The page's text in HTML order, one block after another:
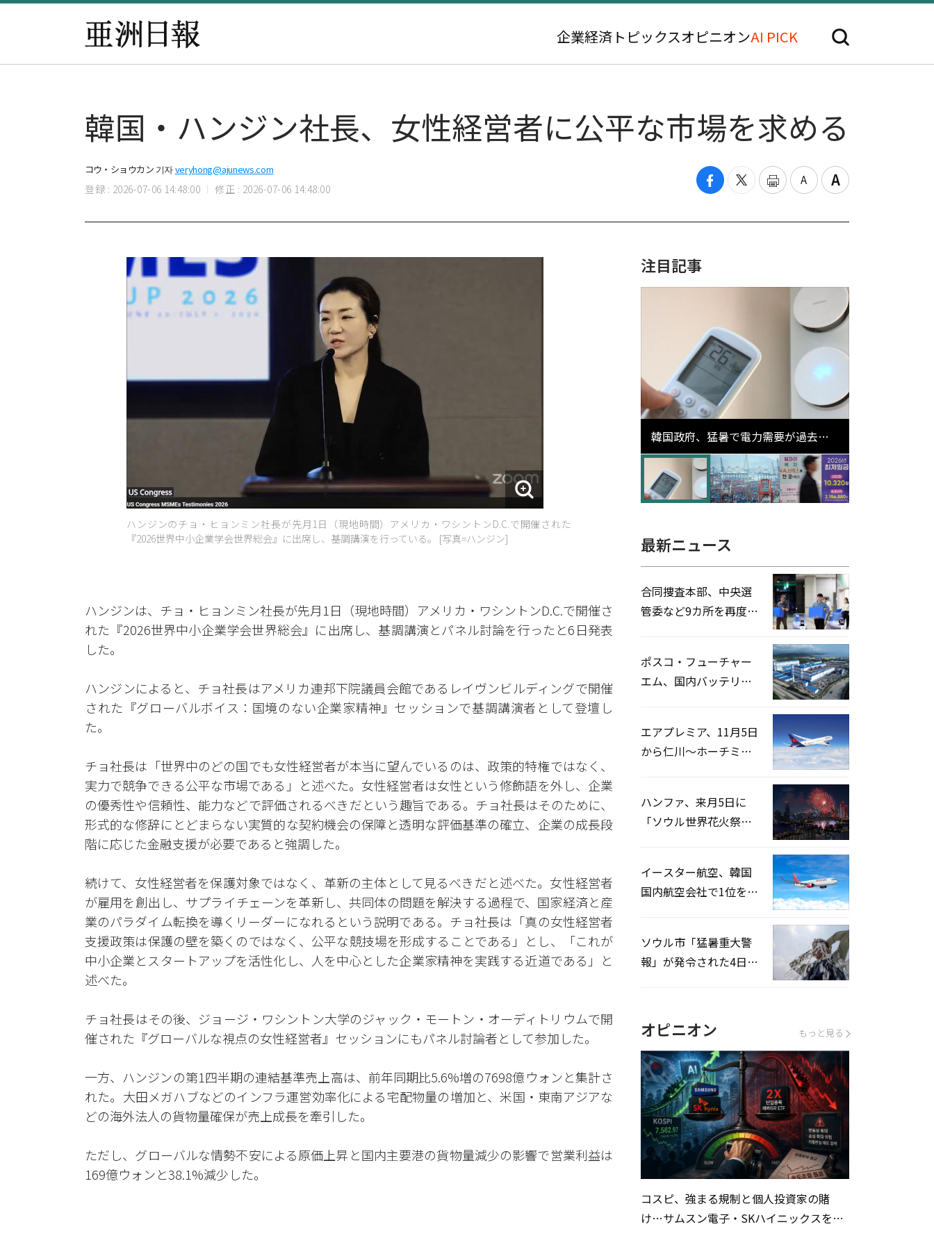
企業経済 トピックスオピニオンAI PICK
韓国・ハンジン社長、女性経営者に公平な市場を求める
コウ・ショウカン 기자veryhong@ajunews.com
登録 : 2026-07-06 14:48:00 修正 : 2026-07-06 14:48:00
ハンジンのチョ・ヒョンミン社長が先月1日（現地時間）アメリカ・ワシントンD.C.で開催された
『2026世界中小企業学会世界総会』に出席し、基調講演を行っている。 [写真=ハンジン]
ハンジンは、チョ・ヒョンミン社長が先月1日（現地時間）アメリカ・ワシントンD.C.で開催さ
れた『2026世界中小企業学会世界総会』に出席し、基調講演とパネル討論を行ったと6日発表
した。
ハンジンによると、チョ社長はアメリカ連邦下院議員会館であるレイヴンビルディングで開催
された『グローバルボイス：国境のない企業家精神』セッションで基調講演者として登壇し
た。
チョ社長は「世界中のどの国でも女性経営者が本当に望んでいるのは、政策的特権ではなく、
実力で競争できる公平な市場である」と述べた。女性経営者は女性という修飾語を外し、企業
の優秀性や信頼性、能力などで評価されるべきだという趣旨である。チョ社長はそのために、
形式的な修辞にとどまらない実質的な契約機会の保障と透明な評価基準の確立、企業の成長段
階に応じた金融支援が必要であると強調した。
続けて、女性経営者を保護対象ではなく、革新の主体として見るべきだと述べた。女性経営者
が雇用を創出し、サプライチェーンを革新し、共同体の問題を解決する過程で、国家経済と産
業のパラダイム転換を導くリーダーになれるという説明である。チョ社長は「真の女性経営者
支援政策は保護の壁を築くのではなく、公平な競技場を形成することである」とし、「これが
中小企業とスタートアップを活性化し、人を中心とした企業家精神を実践する近道である」と
述べた。
チョ社長はその後、ジョージ・ワシントン大学のジャック・モートン・オーディトリウムで開
催された『グローバルな視点の女性経営者』セッションにもパネル討論者として参加した。
一方、ハンジンの第1四半期の連結基準売上高は、前年同期比5.6%増の7698億ウォンと集計さ
れた。大田メガハブなどのインフラ運営効率化による宅配物量の増加と、米国・東南アジアな
どの海外法人の貨物量確保が売上成長を牽引した。
ただし、グローバルな情勢不安による原価上昇と国内主要港の貨物量減少の影響で営業利益は
169億ウォンと38.1%減少した。
注目記事
韓国政府、猛暑で電力需要が過去最
高更新の可能性に需給対応体制を点
検
最新ニュース
合同捜査本部、中央選
管委など9カ所を再度家
ポスコ・フューチャー
エム、国内バッテリー
エアプレミア、11月5日
から仁川〜ホーチミン
ハンファ、来月5日に
「ソウル世界花火祭り
イースター航空、韓国
国内航空会社で1位を記
ソウル市「猛暑重大警
報」が発令された4日、
オピニオン もっと見る
コスピ、強まる規制と個人投資家の賭
け…サムスン電子・SKハイニックスを巡